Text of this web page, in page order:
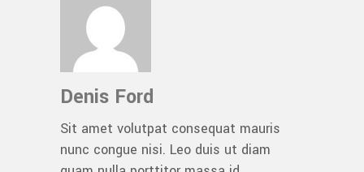
Denis Ford
Sit amet volutpat consequat mauris
nunc congue nisi. Leo duis ut diam